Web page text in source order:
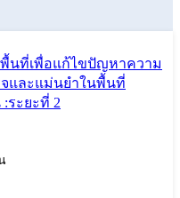
นที่เพื่อแก้ไขปัญหาความ
จและแม่นยำในพื้นที่
ระยะที่ 2